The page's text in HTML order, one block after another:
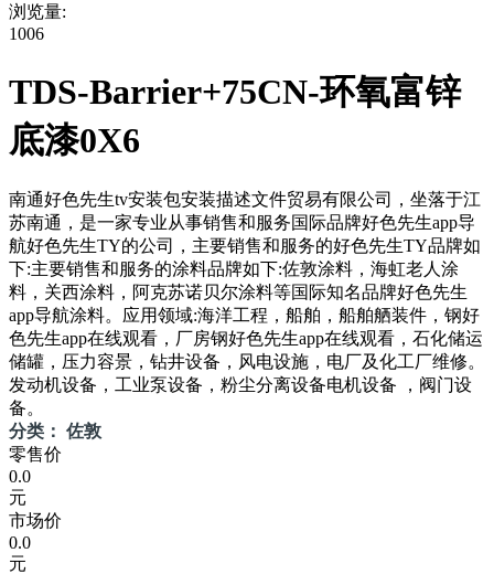
浏览量:
1006
TDS-Barrier+75CN-环氧富锌
底漆0X6
南通好色先生tv安装包安装描述文件贸易有限公司，坐落于江
苏南通，是一家专业从事销售和服务国际品牌好色先生app导
航好色先生TY的公司，主要销售和服务的好色先生TY品牌如
下:主要销售和服务的涂料品牌如下:佐敦涂料，海虹老人涂
料，关西涂料，阿克苏诺贝尔涂料等国际知名品牌好色先生
app导航涂料。应用领域:海洋工程，船舶，船舶舾装件，钢好
色先生app在线观看，厂房钢好色先生app在线观看，石化储运
储罐，压力容景，钻井设备，风电设施，电厂及化工厂维修。
发动机设备，工业泵设备，粉尘分离设备电机设备 ，阀门设
备。
分类： 佐敦
零售价
0.0
元
市场价
0.0
元